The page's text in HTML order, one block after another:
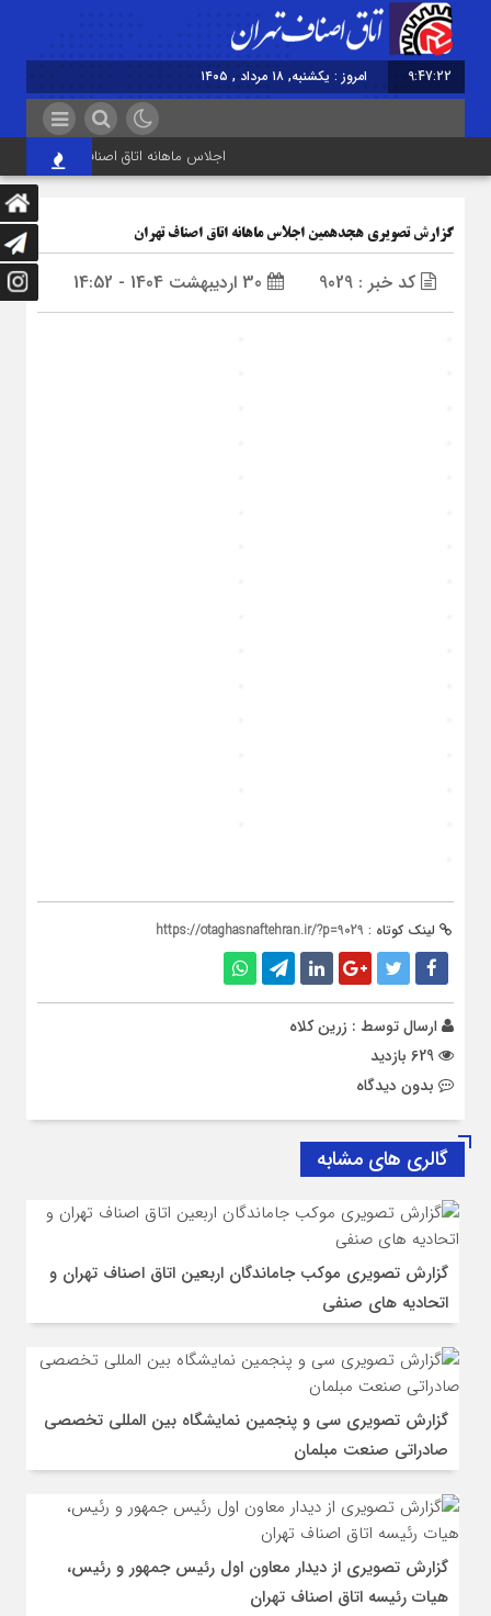
9:47:23 امروز : یکشنبه, ۱۸ مرداد , ۱۴۰۵
اجلاس ماهانه اتاق اصناف تهران برگزار
گزارش تصویری هجدهمین اجلاس ماهانه اتاق اصناف تهران
کد خبر : 9029
لینک کوتاه : https://otaghasnaftehran.ir/?p=9029
ارسال توسط : زرین کلاه
بدون دیدگاه
گالری های مشابه
گزارش تصویری موکب جاماندگان اربعین اتاق اصناف تهران و
اتحادیه های صنفی
گزارش تصویری سی و پنجمین نمایشگاه بین المللی تخصصی
صادراتی صنعت مبلمان
گزارش تصویری از دیدار معاون اول رئیس جمهور و رئیس،
هیات رئیسه اتاق اصناف تهران